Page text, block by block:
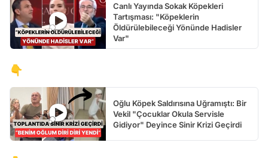
Canlı Yayında Sokak Köpekleri
Tartışması: "Köpeklerin
Öldürülebileceği Yönünde Hadisler
Var"
👇
Oğlu Köpek Saldırısına Uğramıştı: Bir
Vekil "Çocuklar Okula Servisle
Gidiyor" Deyince Sinir Krizi Geçirdi